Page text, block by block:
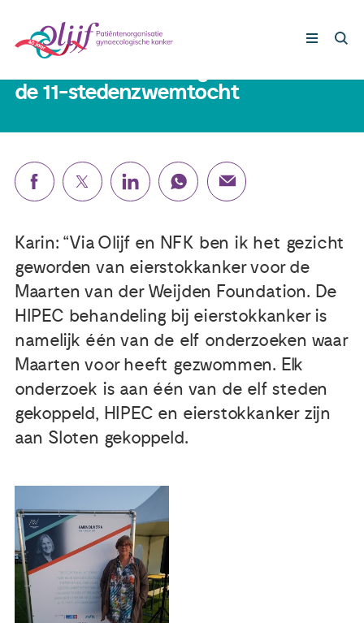
Nieuws
Agenda
Publicaties
Ervaringsdeskundigheid
Contact
Lotgenoten
Leven met/na kanker
Steun ons
25 juni 2019
de 11-stedenzwemtocht
Karin: “Via Olijf en NFK ben ik het gezicht
geworden van eierstokkanker voor de
Maarten van der Weijden Foundation. De
HIPEC behandeling bij eierstokkanker is
namelijk één van de elf onderzoeken waar
Maarten voor heeft gezwommen. Elk
onderzoek is aan één van de elf steden
gekoppeld, HIPEC en eierstokkanker zijn
aan Sloten gekoppeld.